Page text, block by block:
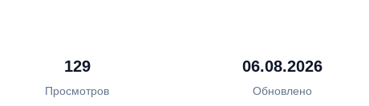
129
Просмотров
06.08.2026
Обновлено